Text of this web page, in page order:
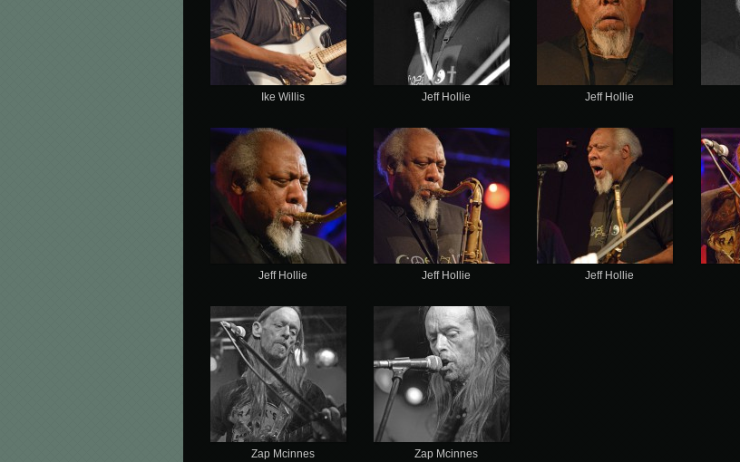
Ike Willis Jeff Hollie Jeff Hollie
Jeff Hollie Jeff Hollie Jeff Hollie
Zap Mcinnes Zap Mcinnes